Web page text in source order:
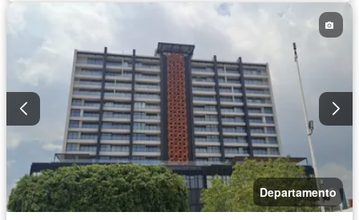
Permite mascotas
Departamento